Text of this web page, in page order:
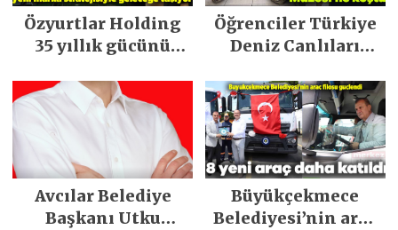
Özyurtlar Holding
35 yıllık gücünü
yeni marka
stratejisiyle
geleceğe taşıyor
Öğrenciler Türkiye
Deniz Canlıları
Avcılar Belediye
Başkanı Utku
Büyükçekmece
Belediyesi’nin araç